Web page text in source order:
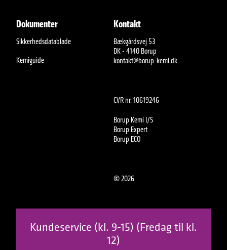
Dokumenter
Sikkerhedsdatablade
Kemiguide
Kontakt
Bækgårdsvej 53
DK - 4140 Borup
kontakt@borup-kemi.dk
CVR nr. 10619246
Borup Kemi I/S
Borup Expert
Borup ECO
©2026
Kundeservice (kl. 9-15) (Fredag til kl.
12)